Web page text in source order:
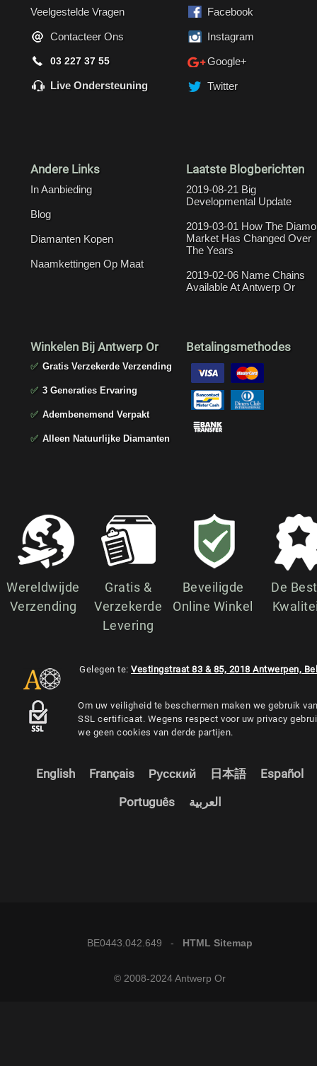
Veelgestelde Vragen
Contacteer Ons
03 227 37 55
Live Ondersteuning
Facebook
Instagram
Google+
Twitter
Andere Links
In Aanbieding
Blog
Diamanten Kopen
Naamkettingen Op Maat
Laatste Blogberichten
2019-08-21 Big
Developmental Update
2019-03-01 How The
Market Has Changed Over
The Years
2019-02-06 Name Chains
Available At Antwerp Or
Winkelen Bij Antwerp Or
✅ Gratis Verzekerde Verzending
✅ 3 Generaties Ervaring
✅ Adembenemend Verpakt
✅ Alleen Natuurlijke Diamanten
Betalingsmethodes
Wereldwijde
Verzending
Gratis &
Verzekerde
Levering
Beveiligde
Online Winkel
De
Gelegen te: Vestingstraat 83 & 85, 2018 Antwerpen,
Om uw veiligheid te beschermen maken we gebruik
SSL certificaat. Wegens respect voor uw privacy
we geen cookies van derde partijen.
English Français Русский 日本語 Español
Português العربية
BE0443.042.649 - HTML Sitemap
© 2008-2024 Antwerp Or